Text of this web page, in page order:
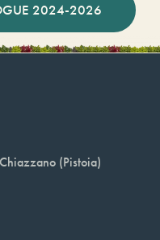
2024-2026
(Pistoia)